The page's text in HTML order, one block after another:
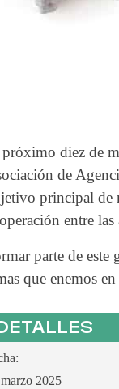
diez de
de
principal de
entre
parte de este
que enemos
2025